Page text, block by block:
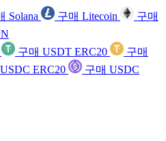
Solana 구매 Litecoin
구매
구매 USDT ERC20
구매
ERC20
구매 USDC